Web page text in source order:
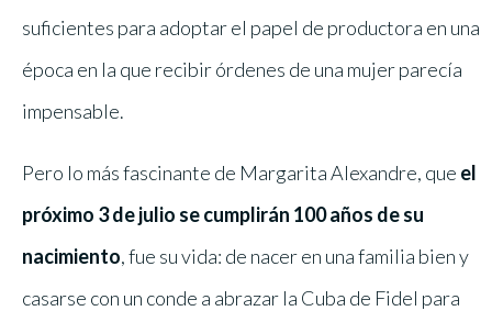
suficientes para adoptar el papel de productora en una
época en la que recibir órdenes de una mujer parecía
impensable.
Pero lo más fascinante de Margarita Alexandre, que el
próximo 3 de julio se cumplirán 100 años de su
nacimiento, fue su vida: de nacer en una familia bien y
casarse con un conde a abrazar la Cuba de Fidel para